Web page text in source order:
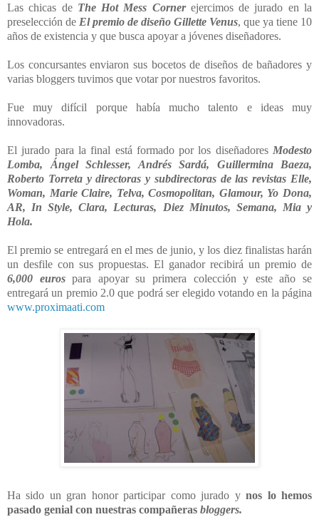
Las chicas deThe Hot Mess Cornerejercimos de jurado en la
preselección de El premio de diseño Gillette Venus, que ya tiene 10
años de existencia y que busca apoyar a jóvenes diseñadores.
Los concursantes enviaron sus bocetos de diseños de bañadores y
varias bloggers tuvimos que votar por nuestros favoritos.
Fue muy difícil porque había mucho talento e ideas muy
innovadoras.
El jurado para la final está formado por los diseñadores Modesto
Lomba, Ángel Schlesser, Andrés Sardá, Guillermina Baeza,
Roberto Torreta y directoras y subdirectoras de las revistas Elle,
Woman, Marie Claire, Telva, Cosmopolitan, Glamour, Yo Dona,
AR, In Style, Clara, Lecturas, Diez Minutos, Semana, Mia y
Hola.
El premio se entregará en el mes de junio, y los diez finalistas harán
un desfile con sus propuestas. El ganador recibirá un premio de
6,000 eurospara apoyar su primera colección y este año se
entregará un premio 2.0 que podrá ser elegido votando en la página
www.proximaati.com
Ha sido un gran honor participar como jurado ynos lo hemos
pasado genial con nuestras compañeras bloggers.